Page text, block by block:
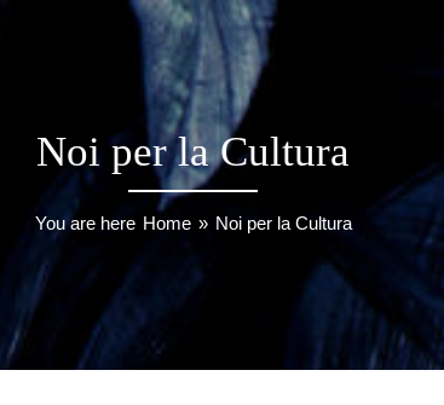
Noi per la Cultura
You are here Home » Noi per la Cultura